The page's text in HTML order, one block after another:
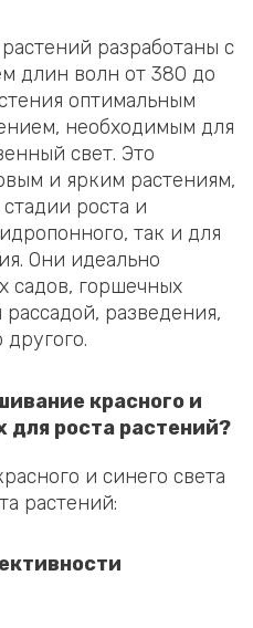
разработаны с
длин волн от 380 до
оптимальным
необходимым для
свет. Это
и ярким растениям,
роста и
так и для
Они идеально
садов, горшечных
разведения,
красного и
для роста растений?
и синего света
растений: